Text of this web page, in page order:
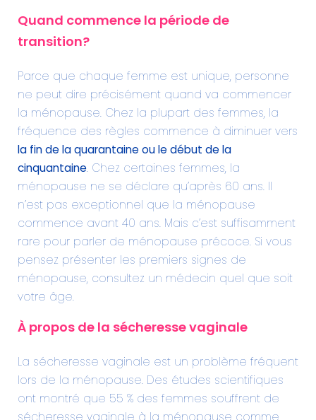
Quand commence la période de
transition?
Parce que chaque femme est unique, personne
ne peut dire précisément quand va commencer
la ménopause. Chez la plupart des femmes, la
fréquence des règles commence à diminuer vers
la fin de la quarantaine ou le début de la
cinquantaine. Chez certaines femmes, la
ménopause ne se déclare qu’après 60 ans. Il
n’est pas exceptionnel que la ménopause
commence avant 40 ans. Mais c’est suffisamment
rare pour parler de ménopause précoce. Si vous
pensez présenter les premiers signes de
ménopause, consultez un médecin quel que soit
votre âge.
À propos de la sécheresse vaginale
La sécheresse vaginale est un problème fréquent
lors de la ménopause. Des études scientifiques
ont montré que 55 % des femmes souffrent de